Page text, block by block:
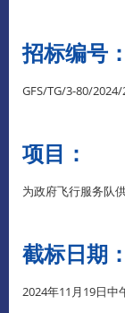
招标编号：
GFS/TG/3-80/2024/
项目：
为政府飞行服务队
截标日期：
2024年11月19日中